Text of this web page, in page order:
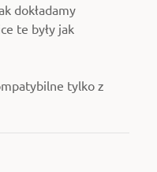
dokładamy
te były jak
tylko z